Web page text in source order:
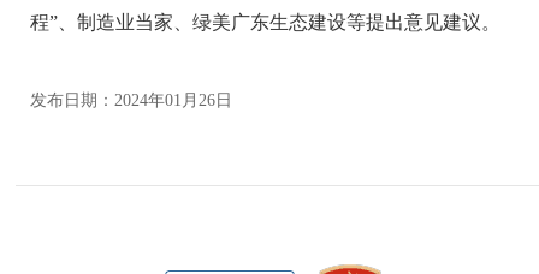
程”、制造业当家、绿美广东生态建设等提出意见建议。
发布日期：2024年01月26日